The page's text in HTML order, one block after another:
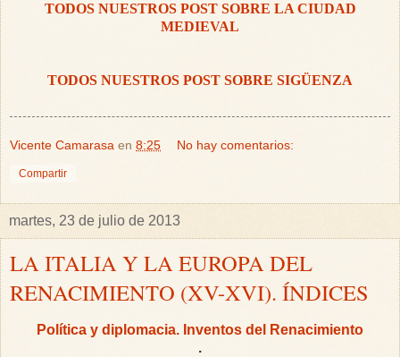
TODOS NUESTROS POST SOBRE LA CIUDAD
MEDIEVAL
TODOS NUESTROS POST SOBRE SIGÜENZA
Vicente Camarasa en 8:25 No hay comentarios:
Compartir
martes, 23 de julio de 2013
LA ITALIA Y LA EUROPA DEL
RENACIMIENTO (XV-XVI). ÍNDICES
Política y diplomacia. Inventos del Renacimiento
.